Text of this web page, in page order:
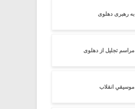
به رهبری دهلوی
مراسم تجلیل از دهلوی
موسیقیِ انقلاب